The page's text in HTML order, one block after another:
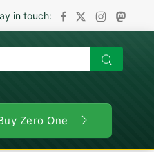
in touch:
Zero One